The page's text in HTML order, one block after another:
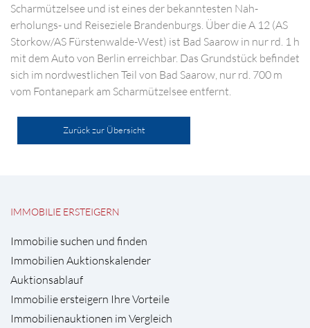
Scharmützelsee und ist eines der bekanntesten Nah­
erholungs- und Reiseziele Brandenburgs. Über die A 12 (AS
Storkow/AS Fürstenwalde-West) ist Bad Saarow in nur rd. 1 h
mit dem Auto von Berlin erreichbar. Das Grundstück befindet
sich im nordwestlichen Teil von Bad Saarow, nur rd. 700 m
vom Fontanepark am Scharmützelsee entfernt.
Zurück zur Übersicht
IMMOBILIE ERSTEIGERN
Immobilie suchen und finden
Immobilien Auktionskalender
Auktionsablauf
Immobilie ersteigern Ihre Vorteile
Immobilienauktionen im Vergleich